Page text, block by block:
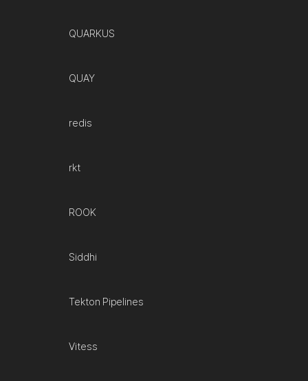
QUARKUS
QUAY
redis
rkt
ROOK
Siddhi
Tekton Pipelines
Vitess